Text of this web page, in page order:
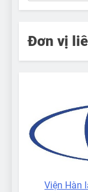
Đơn vị
Viện Hàn